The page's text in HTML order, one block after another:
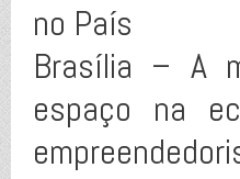
no País
Brasília – A
espaço na